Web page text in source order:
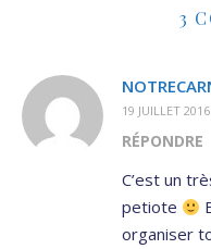
3
19 JUILLET
RÉPONDRE
C’est un
petiote
organiser